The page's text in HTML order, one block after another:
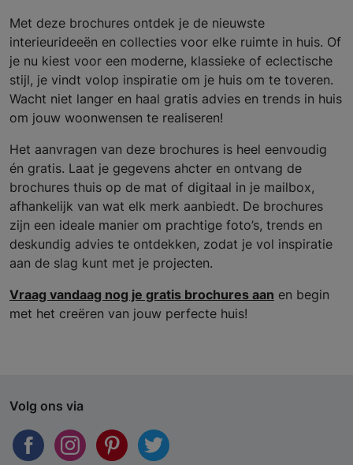
Met deze brochures ontdek je de nieuwste
interieurideeën en collecties voor elke ruimte in huis. Of
je nu kiest voor een moderne, klassieke of eclectische
stijl, je vindt volop inspiratie om je huis om te toveren.
Wacht niet langer en haal gratis advies en trends in huis
om jouw woonwensen te realiseren!
Het aanvragen van deze brochures is heel eenvoudig
én gratis. Laat je gegevens ahcter en ontvang de
brochures thuis op de mat of digitaal in je mailbox,
afhankelijk van wat elk merk aanbiedt. De brochures
zijn een ideale manier om prachtige foto’s, trends en
deskundig advies te ontdekken, zodat je vol inspiratie
aan de slag kunt met je projecten.
Vraag vandaag nog je gratis brochures aan en begin
met het creëren van jouw perfecte huis!
Volg ons via